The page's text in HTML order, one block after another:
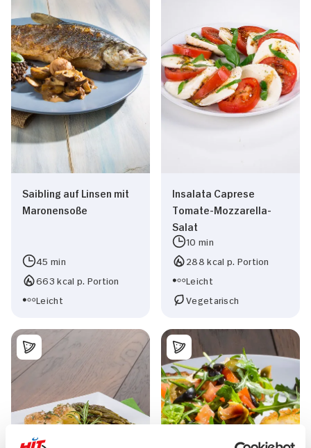
Saibling auf Linsen mit
Maronensoße
45 min
663 kcal p. Portion
Leicht
Insalata Caprese
Tomate-Mozzarella-
Salat
10 min
288 kcal p. Portion
Leicht
Vegetarisch